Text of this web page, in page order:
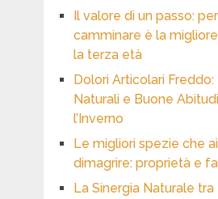
Il valore di un passo:
camminare è la
la terza età
Dolori Articolari Freddo:
Naturali e Buone
l’Inverno
Le migliori spezie che
dimagrire: proprietà e
La Sinergia Naturale tra